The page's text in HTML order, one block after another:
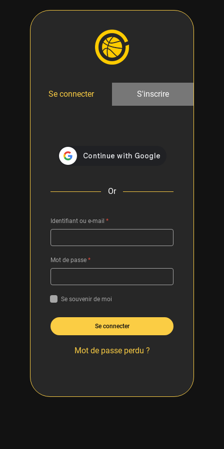
Se connecter S'inscrire
Or
Identifiant ou e-mail *
Mot de passe *
Se souvenir de moi
Se connecter
Mot de passe perdu ?